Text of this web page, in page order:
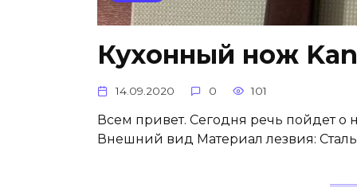
Кухонный нож
14.09.2020 0 101
Всем привет. Сегодня речь пойдет о
Внешний вид Материал лезвия: Сталь